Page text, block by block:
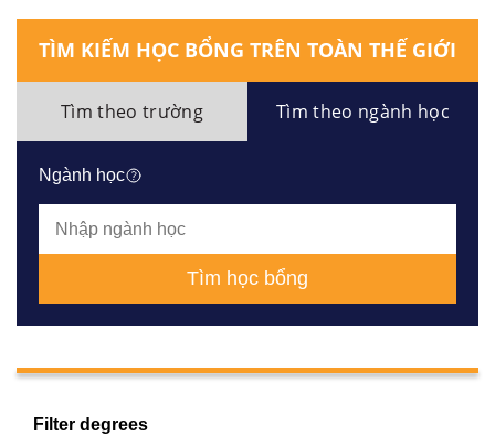
TÌM KIẾM HỌC BỔNG TRÊN TOÀN THẾ GIỚI
Tìm theo trường Tìm theo ngành học
Ngành học
Tìm học bổng
Filter degrees